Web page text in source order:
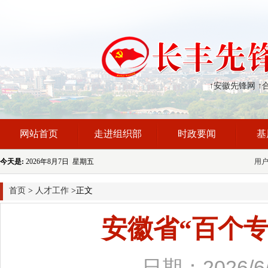
↑安徽先锋网 ↑
网站首页 走进组织部 时政要闻 基
今天是: 2026年8月7日 星期五 用
首页 > 人才工作 >正文
安徽省“百个